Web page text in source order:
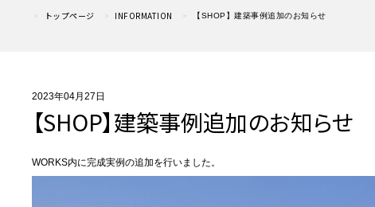
トップページ INFORMATION 【SHOP】建築事例追加のお知らせ
2023年04月27日
【SHOP】建築事例追加のお知らせ
WORKS内に完成実例の追加を行いました。